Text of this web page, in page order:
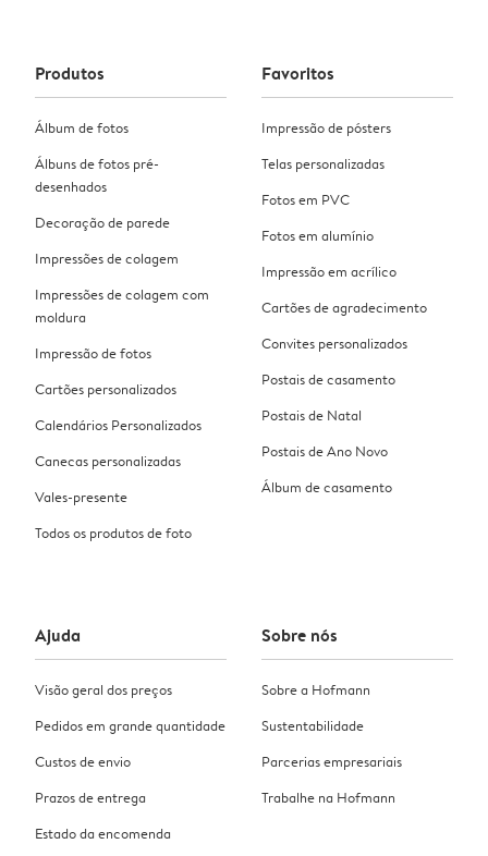
Produtos
Álbum de fotos
Álbuns de fotos pré-
desenhados
Decoração de parede
Impressões de colagem
Impressões de colagem com
moldura
Impressão de fotos
Cartões personalizados
Calendários Personalizados
Canecas personalizadas
Vales-presente
Todos os produtos de foto
Favoritos
Impressão de pósters
Telas personalizadas
Fotos em PVC
Fotos em alumínio
Impressão em acrílico
Cartões de agradecimento
Convites personalizados
Postais de casamento
Postais de Natal
Postais de Ano Novo
Álbum de casamento
Ajuda
Visão geral dos preços
Pedidos em grande quantidade
Custos de envio
Prazos de entrega
Estado da encomenda
Sobre nós
Sobre a Hofmann
Sustentabilidade
Parcerias empresariais
Trabalhe na Hofmann